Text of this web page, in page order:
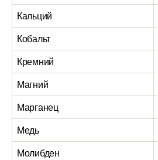
Кальций
Кобальт
Кремний
Магний
Марганец
Медь
Молибден